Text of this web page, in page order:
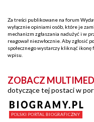
Za treści publikowane na forum
wyłącznie opiniami osób, które je
mechanizm zgłaszania nadużyć i w
reagował niezwłocznie. Aby zgłosić
społecznego wystarczy kliknąć
wpisu.
ZOBACZ
dotyczące tej postaci w